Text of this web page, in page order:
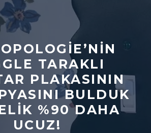
TARAKLI
PLAKASININ
BULDUK
%90 DAHA
UCUZ!